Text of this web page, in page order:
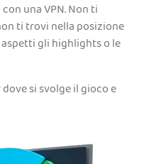
una VPN. Non ti
ti trovi nella posizione
gli highlights o le
si svolge il gioco e